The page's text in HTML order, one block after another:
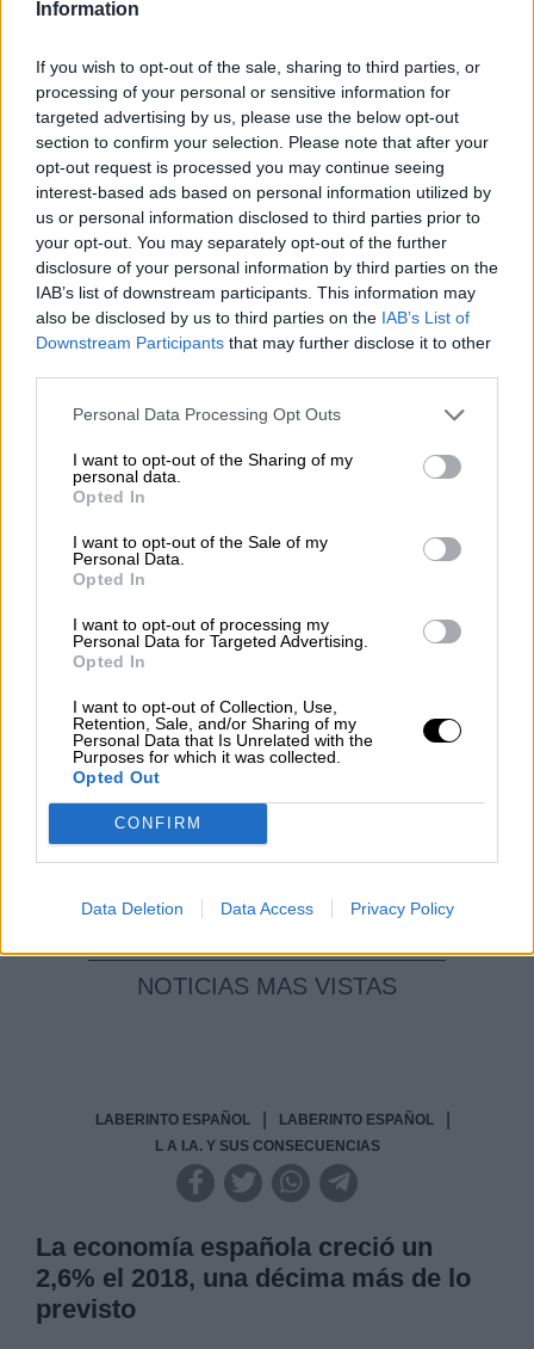
Information
If you wish to opt-out of the sale, sharing to third parties, or
processing of your personal or sensitive information for
targeted advertising by us, please use the below opt-out
section to confirm your selection. Please note that after your
opt-out request is processed you may continue seeing
interest-based ads based on personal information utilized by
us or personal information disclosed to third parties prior to
your opt-out. You may separately opt-out of the further
disclosure of your personal information by third parties on the
IAB’s list of downstream participants. This information may
also be disclosed by us to third parties on the IAB’s List of
Downstream Participants that may further disclose it to other
Personal Data Processing Opt Outs
I want to opt-out of the Sharing of my
personal data.
Opted In
I want to opt-out of the Sale of my
Personal Data.
Opted In
I want to opt-out of processing my
Personal Data for Targeted Advertising.
Opted In
I want to opt-out of Collection, Use,
Retention, Sale, and/or Sharing of my
Personal Data that Is Unrelated with the
Purposes for which it was collected.
Opted Out
CONFIRM
Data Deletion Data Access Privacy Policy
OPINIONES DIVERSAS
¿La ciudadanía de Occidente
es consciente del riesgo de
una tercera guerra mundial?
Álvaro Frutos Rosado y Gabinete
Geopolítica de Crisis
Suelta y confía
Por María Comesaña
Votantes y votados
Por Juan Manuel Beltrán
El Conflicto de Oriente Medio:
Un Nuevo Orden Autoritario
en Construcción
Por Álvaro Frutos Rosado y Gabinete
Geopolítica de Crisis
Reconquista leonesa
Por Carlos Miranda
Clara Campoamor: Mi sueño,
mi pesadilla
Por María Pérez Herrero
NOTICIAS MAS VISTAS
LABERINTO ESPAÑOL LABERINTO ESPAÑOL
L A I.A. Y SUS CONSECUENCIAS
La economía española creció un
2,6% el 2018, una décima más de lo
previsto